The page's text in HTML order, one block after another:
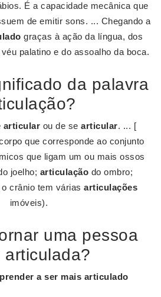
É a capacidade mecânica que
de emitir sons. ... Chegando a
graças à ação da língua, dos
palatino e do assoalho da boca.
da palavra
articular ou de se articular. ... [
que corresponde ao conjunto
que ligam um ou mais ossos
joelho; articulação do ombro;
o crânio tem váriasarticulações
imóveis).
uma pessoa
articulada?
a ser mais articulado